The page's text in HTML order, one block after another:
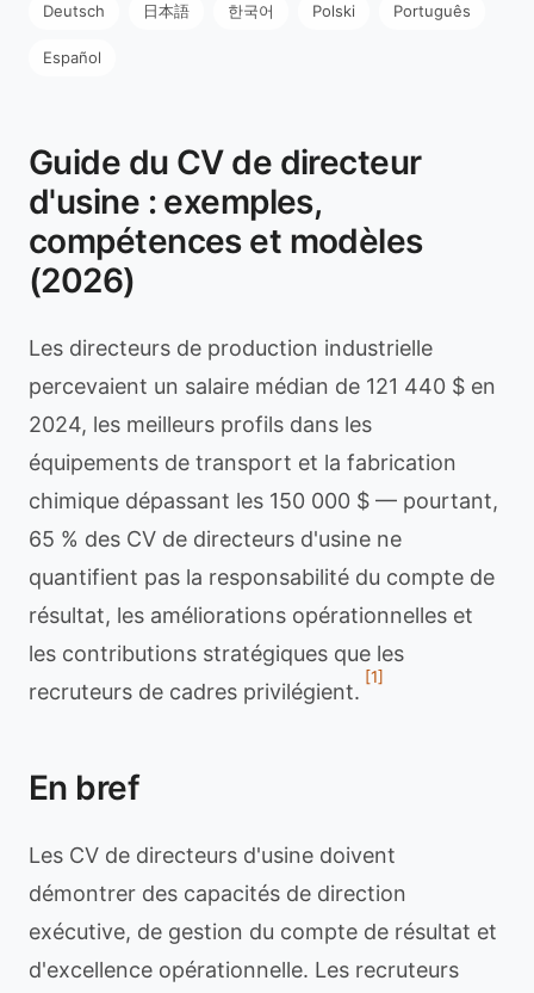
Deutsch 日本語 한국어 Polski Português
Español
Guide du CV de directeur
d'usine : exemples,
compétences et modèles
(2026)
Les directeurs de production industrielle
percevaient un salaire médian de 121 440 $ en
2024, les meilleurs profils dans les
équipements de transport et la fabrication
chimique dépassant les 150 000 $ — pourtant,
65 % des CV de directeurs d'usine ne
quantifient pas la responsabilité du compte de
résultat, les améliorations opérationnelles et
les contributions stratégiques que les
recruteurs de cadres privilégient.
[1]
En bref
Les CV de directeurs d'usine doivent
démontrer des capacités de direction
exécutive, de gestion du compte de résultat et
d'excellence opérationnelle. Les recruteurs